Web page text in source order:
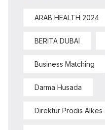
ARAB HEALTH 2024
BERITA DUBAI
Business Matching
Darma Husada
Direktur Prodis Alkes